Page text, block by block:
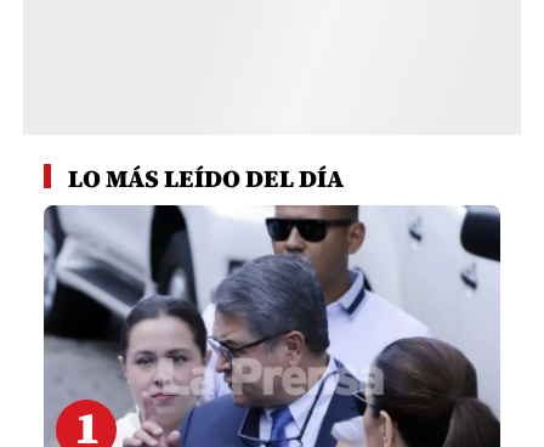
HONDURAS
JOH le responde a Dagoberto
Aspra ante supuestas amenazas
en audiencia